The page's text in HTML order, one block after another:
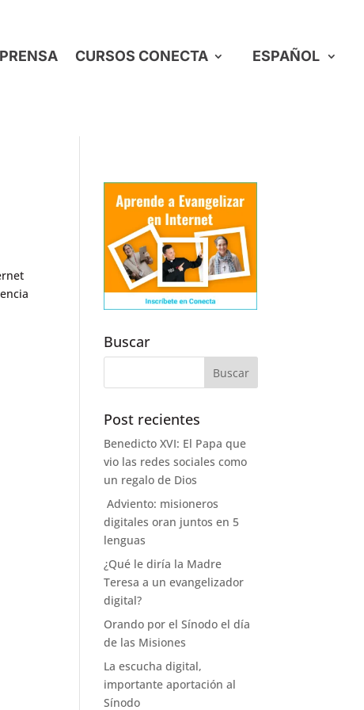
PRENSA CURSOS CONECTA ESPAÑOL
Buscar
Post recientes
Benedicto XVI: El Papa que
vio las redes sociales como
un regalo de Dios
Adviento: misioneros
digitales oran juntos en 5
lenguas
¿Qué le diría la Madre
Teresa a un evangelizador
digital?
Orando por el Sínodo el día
de las Misiones
La escucha digital,
importante aportación al
Sínodo